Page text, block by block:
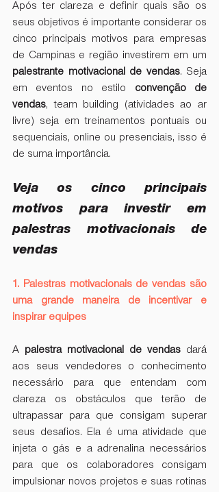
Após ter clareza e definir quais são os
seus objetivos é importante considerar os
cinco principais motivos para empresas
palestrante motivacional de vendas. Seja
em eventos no estilo convenção de
vendas, team building (atividades ao ar
livre) seja em treinamentos pontuais ou
sequenciais, online ou presenciais, isso é
de suma importância.
Veja os cinco principais
motivos para investir em
palestras motivacionais de
vendas
1. Palestras motivacionais de vendas são
uma grande maneira de incentivar e
inspirar equipes
A palestra motivacional de vendas dará
aos seus vendedores o conhecimento
necessário para que entendam com
clareza os obstáculos que terão de
ultrapassar para que consigam superar
seus desafios. Ela é uma atividade que
injeta o gás e a adrenalina necessários
para que os colaboradores consigam
impulsionar novos projetos e suas rotinas